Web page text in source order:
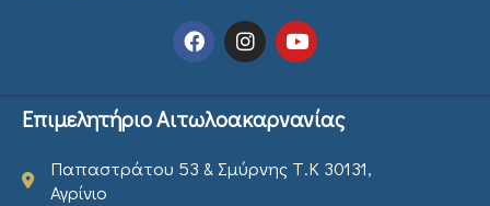
Επιμελητήριο Αιτωλοακαρνανίας
Παπαστράτου 53 & Σμύρνης Τ.Κ 30131,
Αγρίνιο